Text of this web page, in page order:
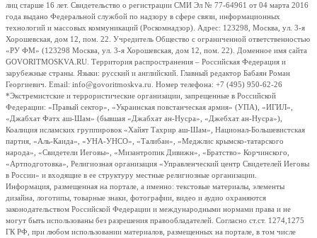
лиц старше 16 лет. Свидетельство о регистрации СМИ Эл № 77-64961 от 04 марта 2016
года выдано Федеральной службой по надзору в сфере связи, информационных
технологий и массовых коммуникаций (Роскомнадзор). Адрес: 123298, Москва, ул. 3-я
Хорошевская, дом 12, пом. 22. Учредитель Общество с ограниченной ответственностью
«РУ ФМ» (123298 Москва, ул. 3-я Хорошевская, дом 12, пом. 22). Доменное имя сайта
GOVORITMOSKVA.RU. Территория распространения – Российская Федерация и
зарубежные страны. Языки: русский и английский. Главный редактор Бабаян Роман
Георгиевич. Email: info@govoritmoskva.ru. Номер телефона: +7 (495) 950-62-26
*Экстремистские и террористические организации, запрещенные в Российской
Федерации: «Правый сектор», «Украинская повстанческая армия» (УПА), «ИГИЛ»,
«Джабхат Фатх аш-Шам» (бывшая «Джабхат ан-Нусра», «Джебхат ан-Нусра»),
Коалиция исламских группировок «Хайят Тахрир аш-Шам», Национал-Большевистская
партия, «Аль-Каида», «УНА-УНСО», «Талибан», «Меджлис крымско-татарского
народа», «Свидетели Иеговы», «Мизантропик Дивижн», «Братство» Корчинского,
«Артподготовка», Религиозная организация «Управленческий центр Свидетелей Иеговы
в России» и входящие в ее структуру местные религиозные организации.
Информация, размещенная на портале, а именно: текстовые материалы, элементы
дизайна, логотипы, товарные знаки, фотографии, видео и аудио охраняются
законодательством Российской Федерации и международными нормами права и не
могут быть использованы без разрешения правообладателей. Согласно ст.ст. 1274,1275
ГК РФ, при любом использовании материалов, размещенных на портале, в том числе